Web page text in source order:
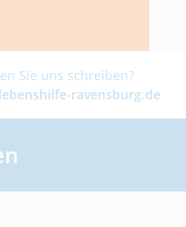
Sie uns schreiben?
ravensburg.de